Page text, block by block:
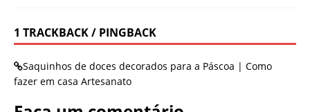
1 TRACKBACK / PINGBACK
Saquinhos de doces decorados para a Páscoa | Como
fazer em casa Artesanato